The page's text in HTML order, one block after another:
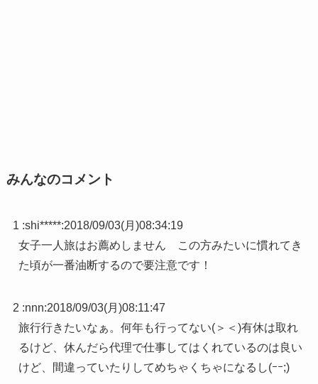
みんなのコメント
1 :shi*****:2018/09/03(月)08:34:19
女子一人旅はお薦めしません この方みたいに慣れてき
た頃が一番油断するので要注意です！
2 :nnn:2018/09/03(月)08:11:47
旅行行きたいなぁ。何年も行ってない(＞＜)有休は取れ
るけど、休んだら代理で仕事してはくれているのは良い
けど、間違っていたりしてめちゃくちゃになるし(ｰｰ;)